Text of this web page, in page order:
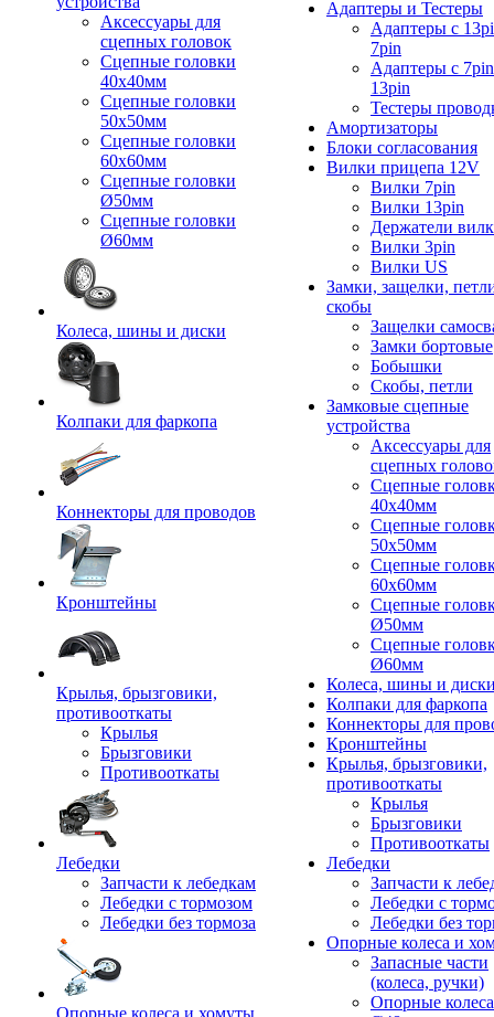
Аксессуары для
сцепных головок
Сцепные головки
40x40мм
Сцепные головки
50x50мм
Сцепные головки
60x60мм
Сцепные головки
Ø50мм
Сцепные головки
Ø60мм
Колеса, шины и диски
Колпаки для фаркопа
Коннекторы для проводов
Кронштейны
Крылья, брызговики,
противооткаты
Крылья
Брызговики
Противооткаты
Лебедки
Запчасти к лебедкам
Лебедки с тормозом
Лебедки без тормоза
Опорные колеса и хомуты
Адаптеры и Тестеры
Адаптеры с
7pin
Адаптеры с
13pin
Тестеры
Амортизаторы
Блоки согласования
Вилки прицепа 12V
Вилки 7pin
Вилки 13pin
Держатели
Вилки 3pin
Вилки US
Замки, защелки,
скобы
Защелки
Замки бортовые
Бобышки
Скобы, петли
Замковые сцепные
устройства
Аксессуары для
сцепных
Сцепные
40x40мм
Сцепные
50x50мм
Сцепные
60x60мм
Сцепные
Ø50мм
Сцепные
Ø60мм
Колеса, шины и
Колпаки для фаркопа
Коннекторы для
Кронштейны
Крылья, брызговики,
противооткаты
Крылья
Брызговики
Противооткаты
Лебедки
Запчасти к
Лебедки с
Лебедки без
Опорные колеса и
Запасные части
(колеса, ручки)
Опорные колеса